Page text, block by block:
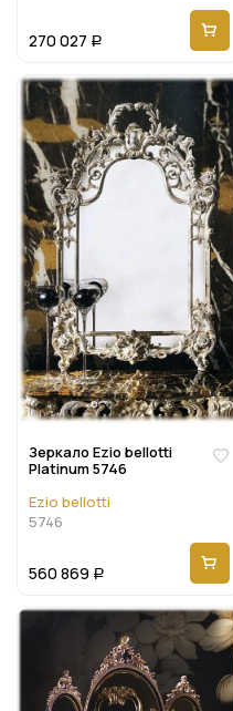
270 027 Р
Зеркало Ezio bellotti
Platinum 5746
Ezio bellotti
5746
560 869 Р